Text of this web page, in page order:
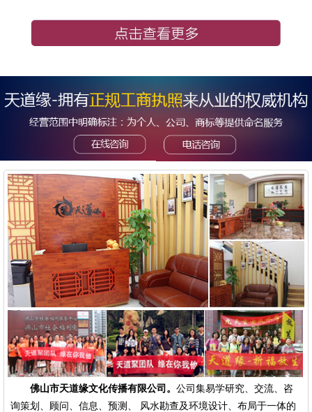
佛山市天道缘文化传播有限公司。 公司集易学研究、交流、咨
询策划、顾问、信息、预测、 风水勘查及环境设计、布局于一体的